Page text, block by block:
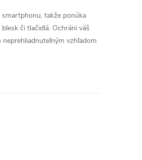
smartphonu, takže ponúka
či tlačidlá. Ochráni váš
neprehliadnuteľným vzhľadom